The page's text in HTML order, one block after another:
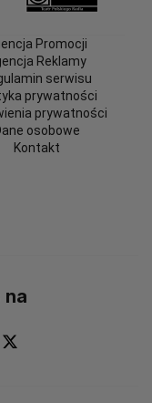
Promocji
Reklamy
serwisu
prywatności
prywatności
osobowe
Kontakt
na